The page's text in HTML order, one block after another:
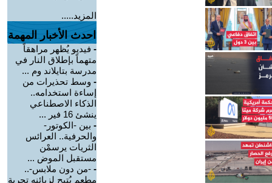
المزيد.....
احدث الأخبار المهمة
- فيديو يُظهر مراهقاً
متهماً بإطلاق النار في
مدرسة بتايلاند وم ...
- وسط تحذيرات من
إساءة استخدامه..
الذكاء الاصطناعي
ينشئ 16 فير ...
- بين -الكوتور-
والحرفية.. العرائس
الثريات يرسمْن
مستقبل الموض ...
- -من دون ملابس-..
مطعم يُتيح لزبائنه تجربة